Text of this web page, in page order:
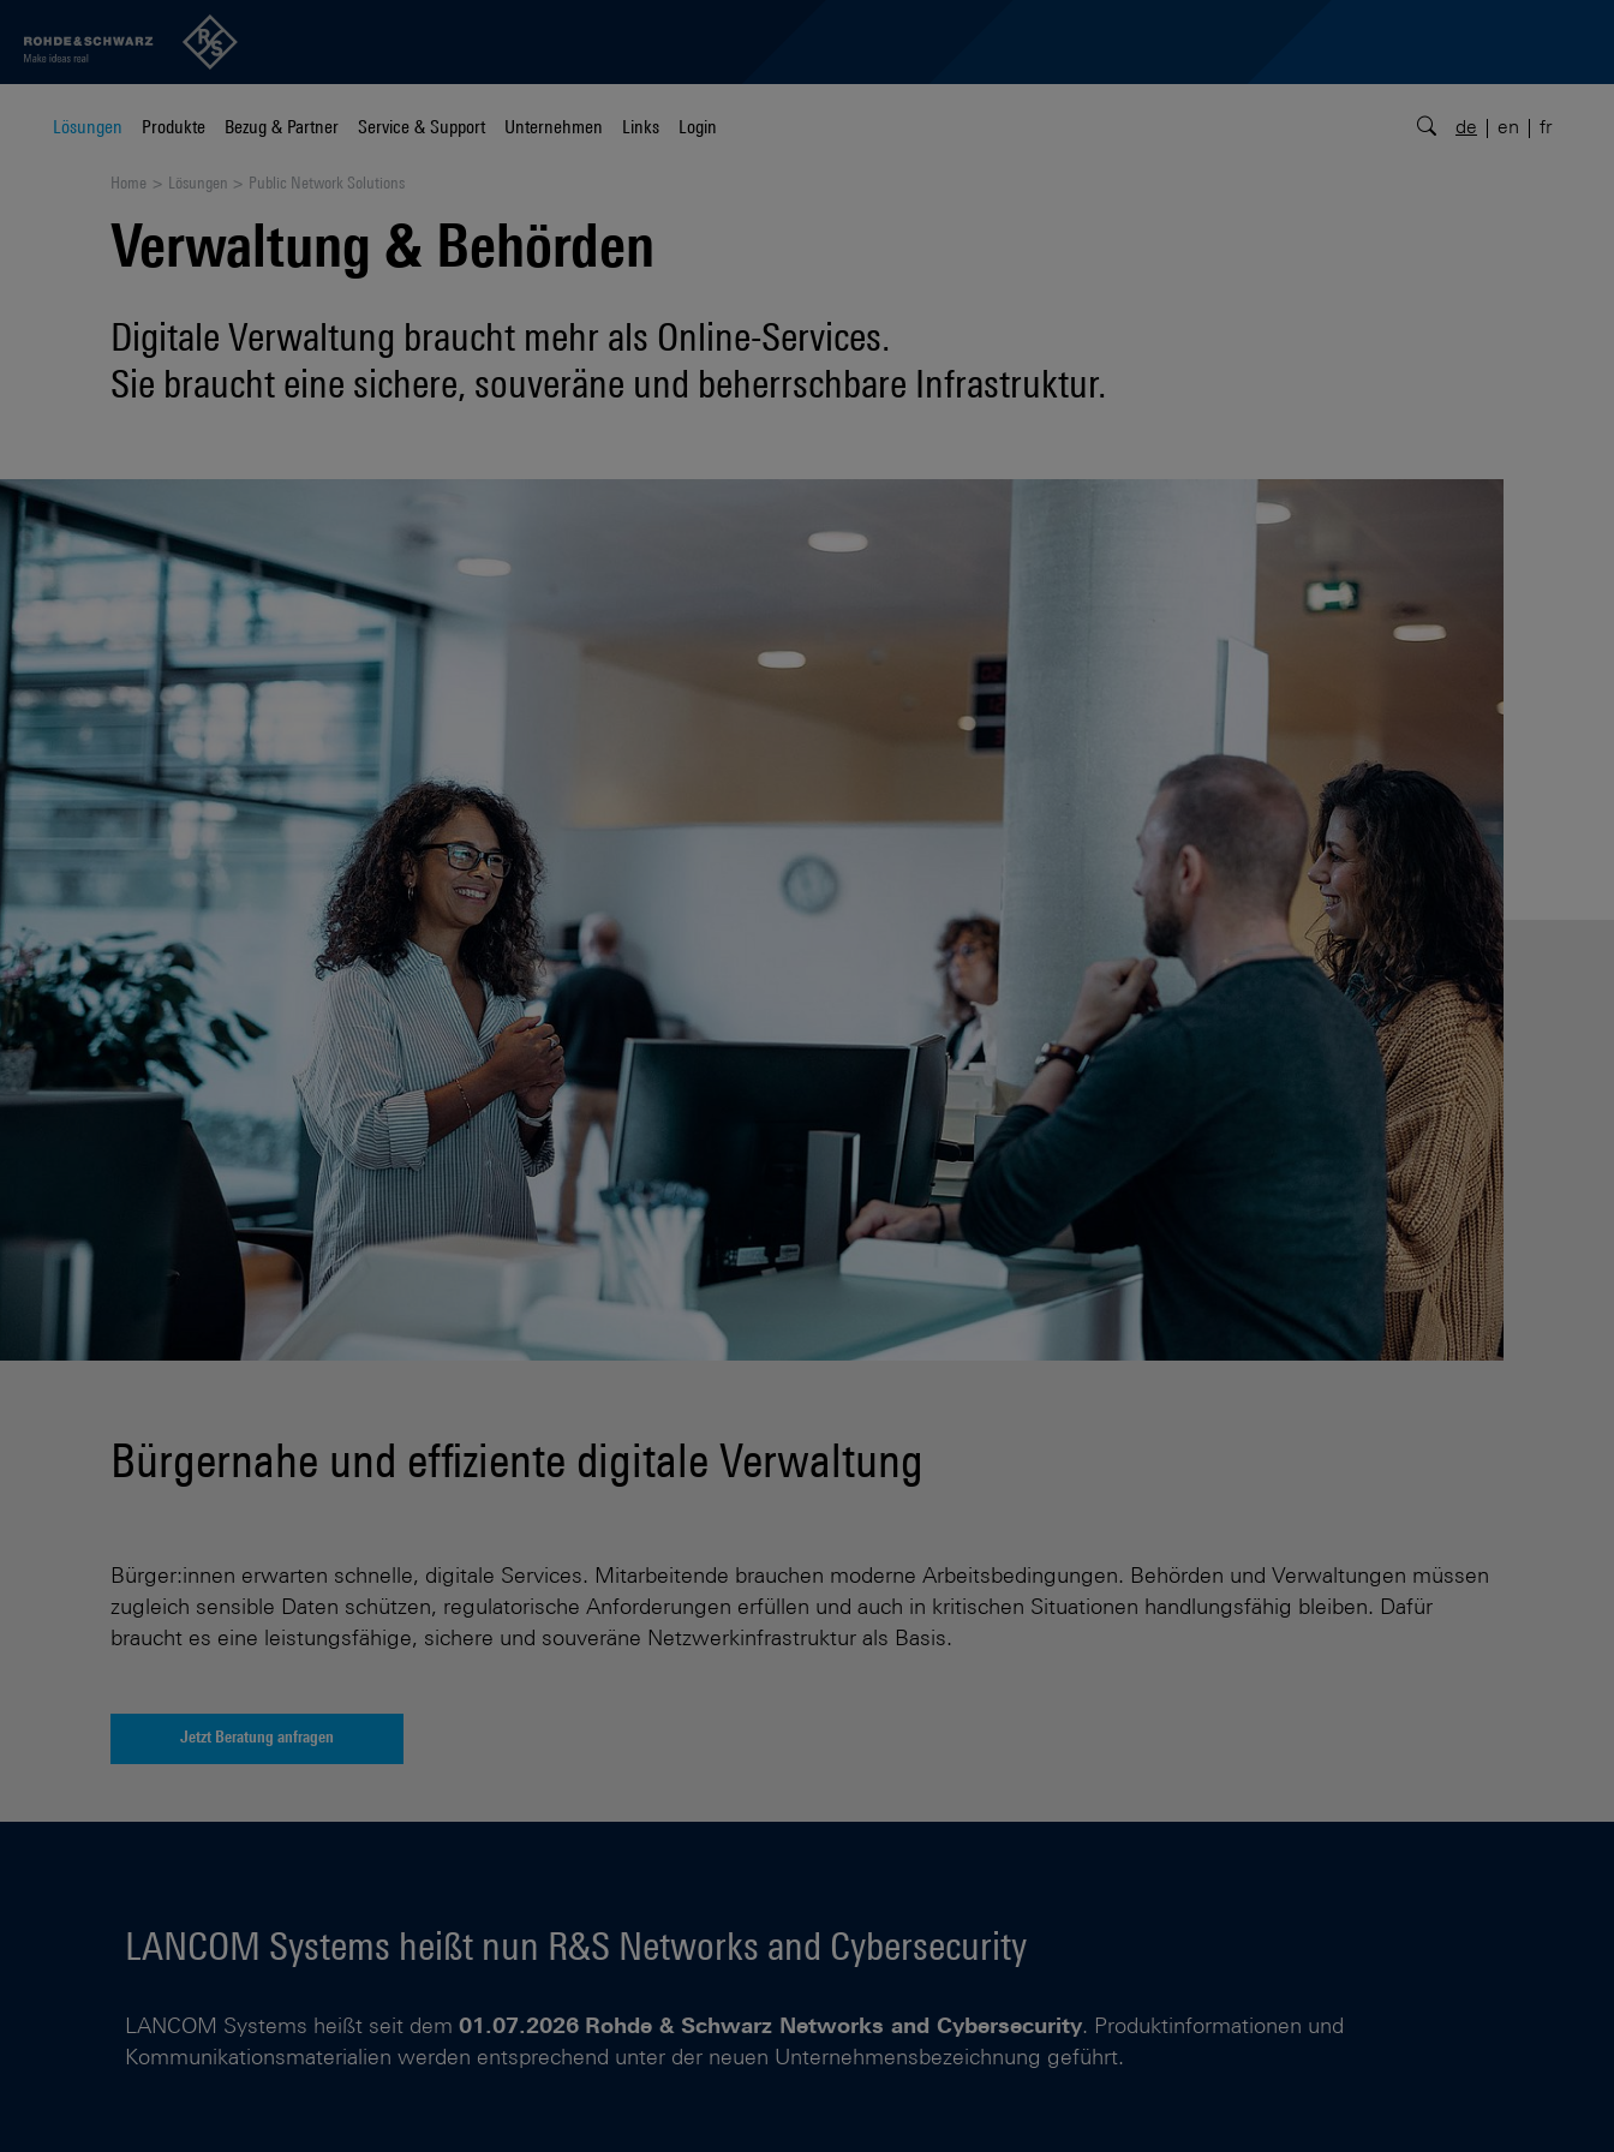
Lösungen Produkte Bezug & Partner Service & Support Unternehmen Links Login de en fr
Home Lösungen Public Network Solutions
Verwaltung & Behörden
Digitale Verwaltung braucht mehr als Online-Services.
Sie braucht eine sichere, souveräne und beherrschbare Infrastruktur.
Bürgernahe und effiziente digitale Verwaltung
Bürger:innen erwarten schnelle, digitale Services. Mitarbeitende brauchen moderne Arbeitsbedingungen. Behörden und Verwaltungen müssen
zugleich sensible Daten schützen, regulatorische Anforderungen erfüllen und auch in kritischen Situationen handlungsfähig bleiben. Dafür
braucht es eine leistungsfähige, sichere und souveräne Netzwerkinfrastruktur als Basis.
Jetzt Beratung anfragen
LANCOM Systems heißt nun R&S Networks and Cybersecurity
LANCOM Systems heißt seit dem 01.07.2026 Rohde & Schwarz Networks and Cybersecurity. Produktinformationen und
Kommunikationsmaterialien werden entsprechend unter der neuen Unternehmensbezeichnung geführt.